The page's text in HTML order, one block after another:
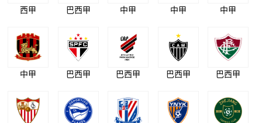
西甲 巴西甲 中甲 中甲 中甲
中甲 巴西甲 巴西甲 巴西甲 巴西甲